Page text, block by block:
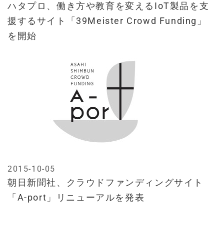
ハタプロ、働き方や教育を変えるIoT製品を支
援するサイト「39Meister Crowd Funding」
を開始
朝日新聞社、クラウドファンディングサイト
「A-port」リニューアルを発表
2015-10-05